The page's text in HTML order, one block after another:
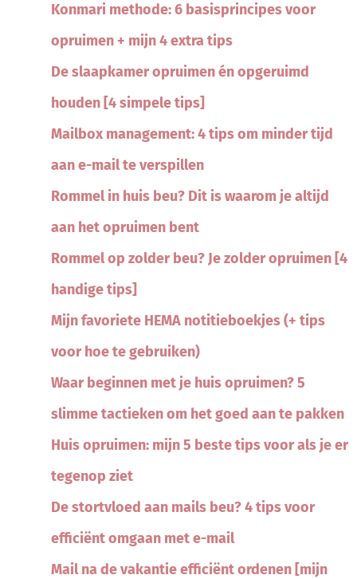
Konmari methode: 6 basisprincipes voor
opruimen + mijn 4 extra tips
De slaapkamer opruimen én opgeruimd
houden [4 simpele tips]
Mailbox management: 4 tips om minder tijd
aan e-mail te verspillen
Rommel in huis beu? Dit is waarom je altijd
aan het opruimen bent
Rommel op zolder beu? Je zolder opruimen [4
handige tips]
Mijn favoriete HEMA notitieboekjes (+ tips
voor hoe te gebruiken)
Waar beginnen met je huis opruimen? 5
slimme tactieken om het goed aan te pakken
Huis opruimen: mijn 5 beste tips voor als je er
tegenop ziet
De stortvloed aan mails beu? 4 tips voor
efficiënt omgaan met e-mail
Mail na de vakantie efficiënt ordenen [mijn